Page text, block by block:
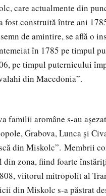
care actualmente din
fost construită între ani
de amintire, se află o
în 1785 pe timpul
pe timpul puternicului
din Macedonia”.
familii aromâne s-au
Grabova, Lunca şi
din Miskolc”. Membrii
zona, fiind foarte
viitorul mitropolit al
din Miskolc s-a păstrat